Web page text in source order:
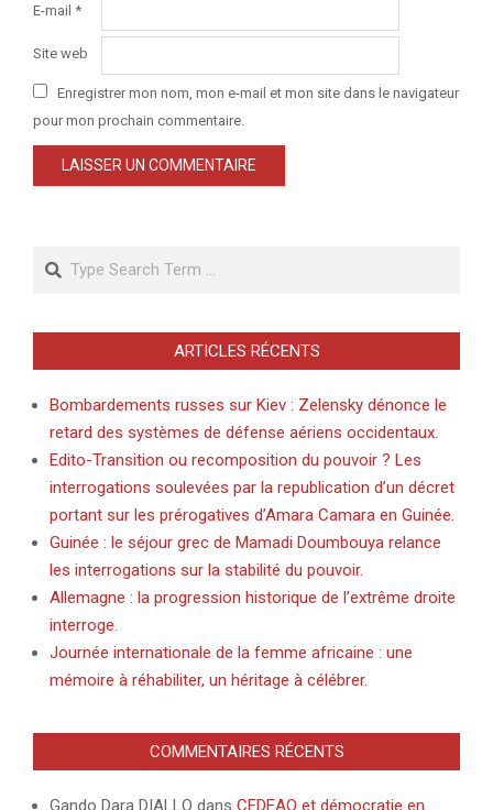
E-mail *
Site web
Enregistrer mon nom, mon e-mail et mon site dans le navigateur
pour mon prochain commentaire.
ARTICLES RÉCENTS
Bombardements russes sur Kiev : Zelensky dénonce le
retard des systèmes de défense aériens occidentaux.
Edito-Transition ou recomposition du pouvoir ? Les
interrogations soulevées par la republication d’un décret
portant sur les prérogatives d’Amara Camara en Guinée.
Guinée : le séjour grec de Mamadi Doumbouya relance
les interrogations sur la stabilité du pouvoir.
Allemagne : la progression historique de l’extrême droite
interroge.
Journée internationale de la femme africaine : une
mémoire à réhabiliter, un héritage à célébrer.
COMMENTAIRES RÉCENTS
Gando Dara DIALLO dans CEDEAO et démocratie en